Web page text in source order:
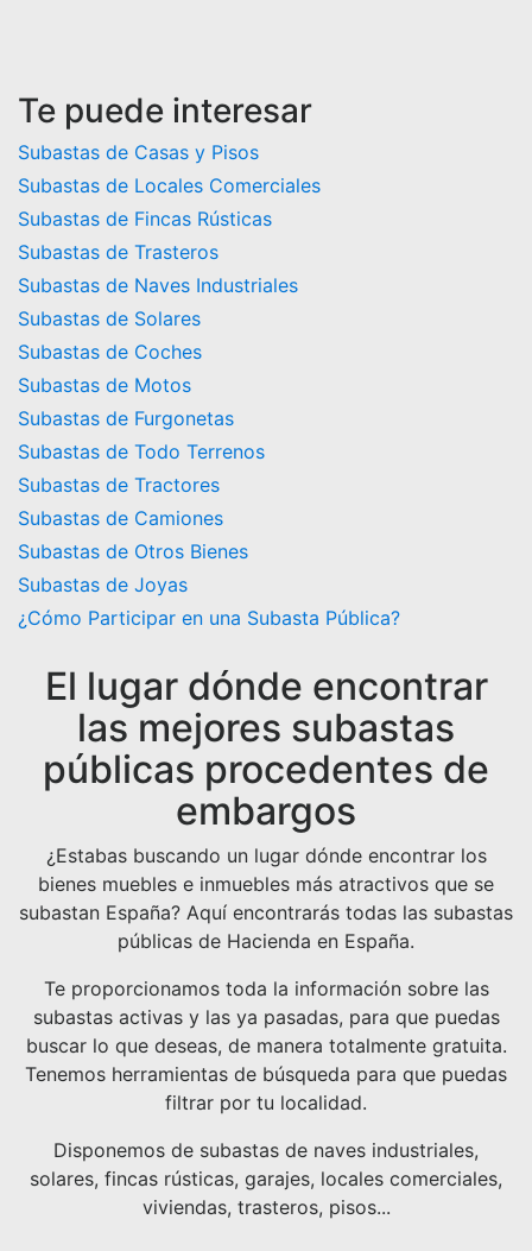
Te puede interesar
Subastas de Casas y Pisos
Subastas de Locales Comerciales
Subastas de Fincas Rústicas
Subastas de Trasteros
Subastas de Naves Industriales
Subastas de Solares
Subastas de Coches
Subastas de Motos
Subastas de Furgonetas
Subastas de Todo Terrenos
Subastas de Tractores
Subastas de Camiones
Subastas de Otros Bienes
Subastas de Joyas
¿Cómo Participar en una Subasta Pública?
El lugar dónde encontrar
las mejores subastas
públicas procedentes de
embargos
¿Estabas buscando un lugar dónde encontrar los
bienes muebles e inmuebles más atractivos que se
subastan España? Aquí encontrarás todas las subastas
públicas de Hacienda en España.
Te proporcionamos toda la información sobre las
subastas activas y las ya pasadas, para que puedas
buscar lo que deseas, de manera totalmente gratuita.
Tenemos herramientas de búsqueda para que puedas
filtrar por tu localidad.
Disponemos de subastas de naves industriales,
solares, fincas rústicas, garajes, locales comerciales,
viviendas, trasteros, pisos...